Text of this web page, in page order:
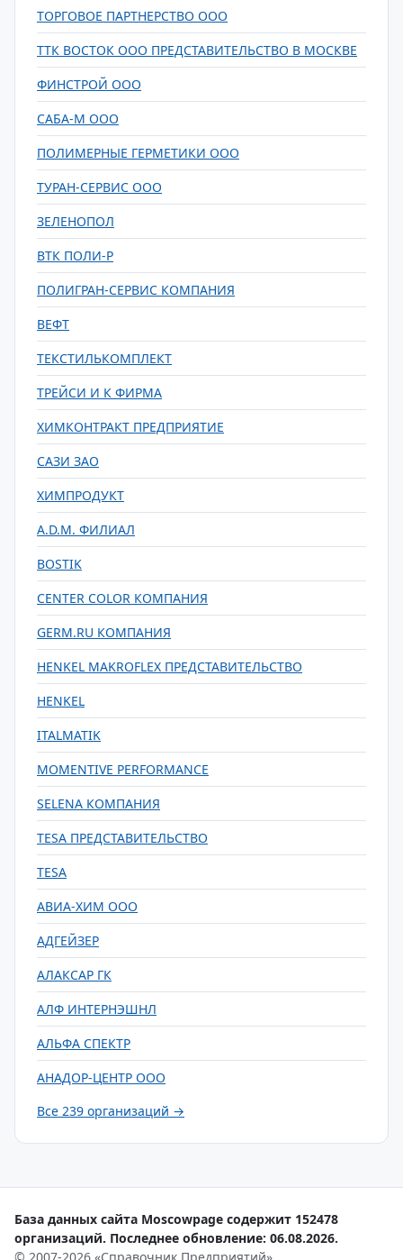
ТОРГОВОЕ ПАРТНЕРСТВО ООО
ТТК ВОСТОК ООО ПРЕДСТАВИТЕЛЬСТВО В МОСКВЕ
ФИНСТРОЙ ООО
САБА-М ООО
ПОЛИМЕРНЫЕ ГЕРМЕТИКИ ООО
ТУРАН-СЕРВИС ООО
ЗЕЛЕНОПОЛ
ВТК ПОЛИ-Р
ПОЛИГРАН-СЕРВИС КОМПАНИЯ
ВЕФТ
ТЕКСТИЛЬКОМПЛЕКТ
ТРЕЙСИ И К ФИРМА
ХИМКОНТРАКТ ПРЕДПРИЯТИЕ
САЗИ ЗАО
ХИМПРОДУКТ
A.D.М. ФИЛИАЛ
BOSTIK
CENTER COLOR КОМПАНИЯ
GERM.RU КОМПАНИЯ
HENKEL MAKROFLEX ПРЕДСТАВИТЕЛЬСТВО
HENKEL
ITALMATIK
MOMENTIVE PERFORMANCE
SELENA КОМПАНИЯ
TESA ПРЕДСТАВИТЕЛЬСТВО
TESA
АВИА-ХИМ ООО
АДГЕЙЗЕР
АЛАКСАР ГК
АЛФ ИНТЕРНЭШНЛ
АЛЬФА СПЕКТР
АНАДОР-ЦЕНТР ООО
Все 239 организаций →
База данных сайта Moscowpage содержит 152478
организаций. Последнее обновление: 06.08.2026.